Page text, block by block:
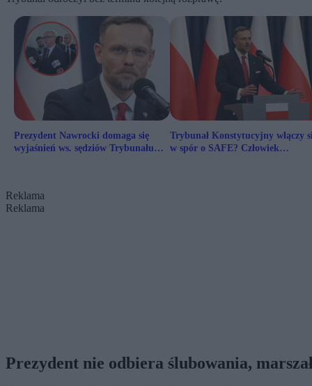
Prezydent Nawrocki domaga się
wyjaśnień ws. sędziów Trybunału
Trybunał Konstytucyjny włączy
w spór o SAFE? Człowiek
Reklama
Reklama
Prezydent nie odbiera ślubowania,